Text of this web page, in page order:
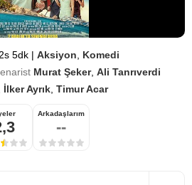
2s 5dk | Aksiyon
Komedi
Murat Şeker, Ali Tanrıverdi
İlker Ayrık Timur Acar
Arkadaşlarım
--